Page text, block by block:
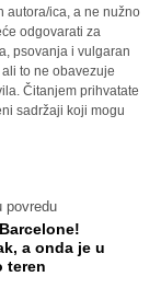
autora/ica, a ne nužno
odgovarati za
psovanja i vulgaran
to ne obavezuje
Čitanjem prihvatate
sadržaji koji mogu
povredu
a onda je u
teren